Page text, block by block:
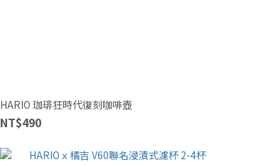
HARIO 珈琲狂時代復刻咖啡壺
NT$490